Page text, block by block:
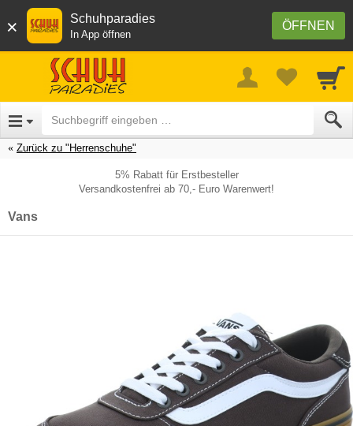
× ÖFFNEN
Schuhparadies
In App öffnen
Zurück zu "Herrenschuhe"
5% Rabatt für Erstbesteller
Versandkostenfrei ab 70,- Euro Warenwert!
Vans